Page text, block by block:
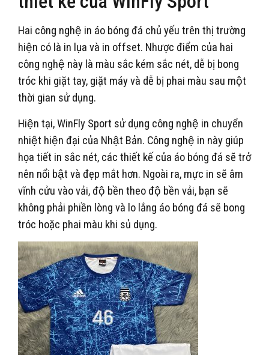
Hai công nghệ in áo bóng đá chủ yếu trên thị trường
hiện có là in lụa và in offset. Nhược điểm của hai
công nghệ này là màu sắc kém sắc nét, dễ bị bong
tróc khi giặt tay, giặt máy và dễ bị phai màu sau một
thời gian sử dụng.
Hiện tại, WinFly Sport sử dụng công nghệ in chuyển
nhiệt hiện đại của Nhật Bản. Công nghệ in này giúp
họa tiết in sắc nét, các thiết kế của áo bóng đá sẽ trở
nên nổi bật và đẹp mắt hơn. Ngoài ra, mực in sẽ âm
vĩnh cửu vào vải, độ bền theo độ bền vải, bạn sẽ
không phải phiền lòng và lo lắng áo bóng đá sẽ bong
tróc hoặc phai màu khi sủ dụng.